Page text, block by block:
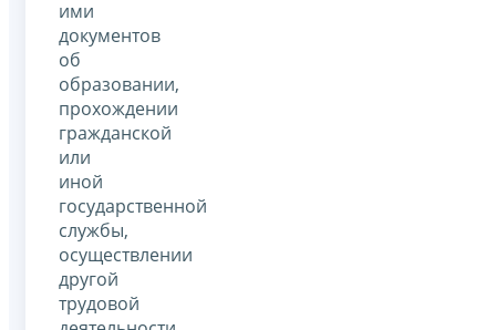
ими
документов
об
образовании,
прохождении
гражданской
или
иной
государственной
службы,
осуществлении
другой
трудовой